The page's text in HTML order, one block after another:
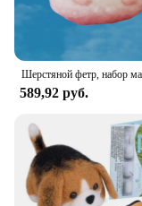
589,92 руб.